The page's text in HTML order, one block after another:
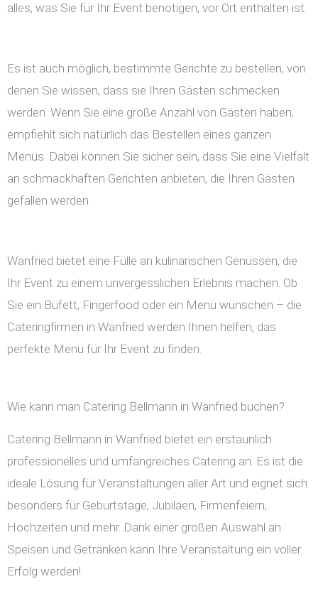
alles, was Sie für Ihr Event benötigen, vor Ort enthalten ist.
Es ist auch möglich, bestimmte Gerichte zu bestellen, von
denen Sie wissen, dass sie Ihren Gästen schmecken
werden. Wenn Sie eine große Anzahl von Gästen haben,
empfiehlt sich natürlich das Bestellen eines ganzen
Menüs. Dabei können Sie sicher sein, dass Sie eine Vielfalt
an schmackhaften Gerichten anbieten, die Ihren Gästen
gefallen werden.
Wanfried bietet eine Fülle an kulinarischen Genüssen, die
Ihr Event zu einem unvergesslichen Erlebnis machen. Ob
Sie ein Büfett, Fingerfood oder ein Menü wünschen – die
Cateringfirmen in Wanfried werden Ihnen helfen, das
perfekte Menü für Ihr Event zu finden.
Wie kann man Catering Bellmann in Wanfried buchen?
Catering Bellmann in Wanfried bietet ein erstaunlich
professionelles und umfangreiches Catering an. Es ist die
ideale Lösung für Veranstaltungen aller Art und eignet sich
besonders für Geburtstage, Jubiläen, Firmenfeiern,
Hochzeiten und mehr. Dank einer großen Auswahl an
Speisen und Getränken kann Ihre Veranstaltung ein voller
Erfolg werden!